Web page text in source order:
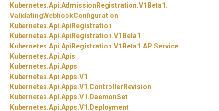
Kubernetes.Api.AdmissionRegistration.V1Beta1.
ValidatingWebhookConfiguration
Kubernetes.Api.ApiRegistration
Kubernetes.Api.ApiRegistration.V1Beta1
Kubernetes.Api.ApiRegistration.V1Beta1.APIService
Kubernetes.Api.Apis
Kubernetes.Api.Apps
Kubernetes.Api.Apps.V1
Kubernetes.Api.Apps.V1.ControllerRevision
Kubernetes.Api.Apps.V1. DaemonSet
Kubernetes.Api.Apps.V1. Deployment